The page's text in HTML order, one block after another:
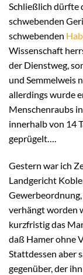
Schließlich dürfte
schwebenden
schwebenden
Wissenschaft
der Dienstweg,
und Semmelweis
allerdings wurde
Menschenraubs
innerhalb von 14
geprügelt….
Gestern war ich
Landgericht
verhängt worden
kurzfristig das
daß Hamer ohne
Stattdessen aber
gegenüber, der